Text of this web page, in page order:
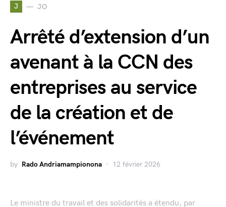
J JO
Arrêté d’extension d’un
avenant à la CCN des
entreprises au service
de la création et de
l’événement
by Rado Andriamampionona 12 février 2026
Le ministre du travail et des solidarités a étendu, par